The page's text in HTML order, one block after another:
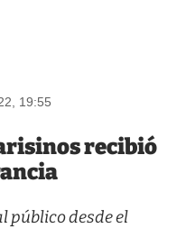
19:55
recibió
público desde el